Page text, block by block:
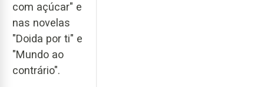
com açúcar" e
nas novelas
"Doida por ti" e
"Mundo ao
contrário".